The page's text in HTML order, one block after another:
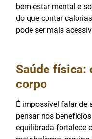
bem-estar mental e
do que contar
pode ser mais
Saúde física:
corpo
É impossível falar de
pensar nos
equilibrada fortalece